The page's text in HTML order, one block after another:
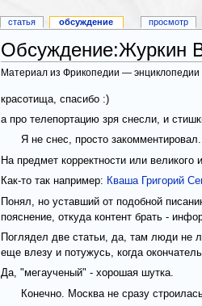
Обсуждение:Журкин
Материал из Фрикопедии — энциклопедии
красотища, спасибо :)
а про телепортацию зря снесли, и
Я не снес, просто
На предмет корректности или
Как-то так например: Кваша Григорий
Понял, но уставший от подобной
пояснение, откуда контент брать -
Поглядел две статьи, да, там люди не
еще влезу и потужусь, когда
Да, "мегаученый" - хорошая шутка.
Конечно. Москва не сразу
статья обсуждение просмотр